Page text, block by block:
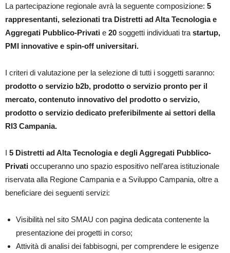
La partecipazione regionale avrà la seguente composizione: 5
rappresentanti, selezionati tra Distretti ad Alta Tecnologia e
Aggregati Pubblico-Privati e 20 soggetti individuati tra startup,
PMI innovative e spin-off universitari.
I criteri di valutazione per la selezione di tutti i soggetti saranno:
prodotto o servizio b2b, prodotto o servizio pronto per il
mercato, contenuto innovativo del prodotto o servizio,
prodotto o servizio dedicato preferibilmente ai settori della
RI3 Campania.
I 5 Distretti ad Alta Tecnologia e degli Aggregati Pubblico-
Privati occuperanno uno spazio espositivo nell’area istituzionale
riservata alla Regione Campania e a Sviluppo Campania, oltre a
beneficiare dei seguenti servizi:
Visibilità nel sito SMAU con pagina dedicata contenente la
presentazione dei progetti in corso;
Attività di analisi dei fabbisogni, per comprendere le esigenze